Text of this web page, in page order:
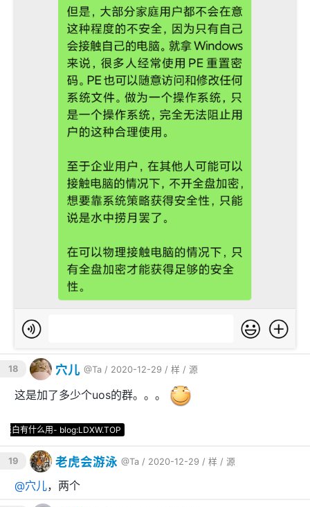
18 穴儿 @Ta / 2020-12-29 / 样 / 源
这是加了多少个uos的群。。。
19 老虎会游泳 @Ta / 2020-12-29 / 样 / 源
@穴儿，两个